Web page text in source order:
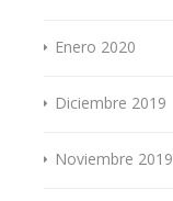
Enero 2020
Diciembre 2019
Noviembre 2019